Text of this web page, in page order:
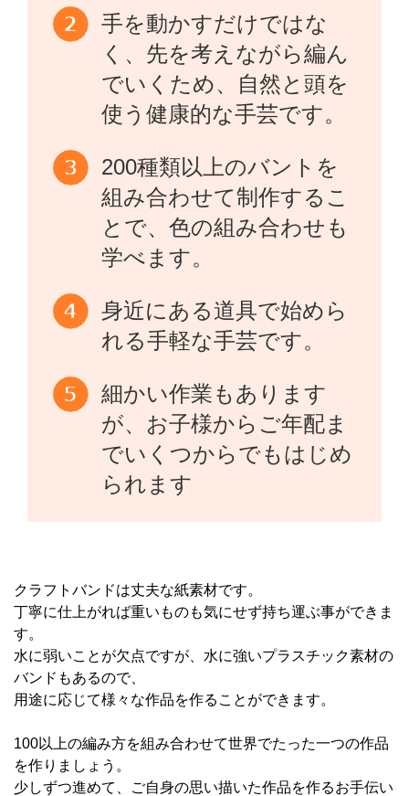
手を動かすだけではな
く、先を考えながら編ん
でいくため、自然と頭を
使う健康的な手芸です。
200種類以上のバントを
組み合わせて制作するこ
とで、色の組み合わせも
学べます。
身近にある道具で始めら
れる手軽な手芸です。
細かい作業もあります
が、お子様からご年配ま
でいくつからでもはじめ
られます
クラフトバンドは丈夫な紙素材です。
丁寧に仕上がれば重いものも気にせず持ち運ぶ事ができま
す。
水に弱いことが欠点ですが、水に強いプラスチック素材の
バンドもあるので、
用途に応じて様々な作品を作ることができます。
100以上の編み方を組み合わせて世界でたった一つの作品
を作りましょう。
少しずつ進めて、ご自身の思い描いた作品を作るお手伝い